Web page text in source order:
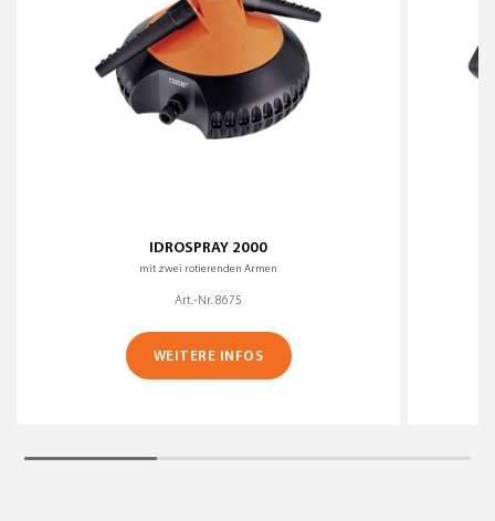
IDROSPRAY 2000
mit zwei rotierenden Armen
Art.-Nr. 8675
WEITERE INFOS